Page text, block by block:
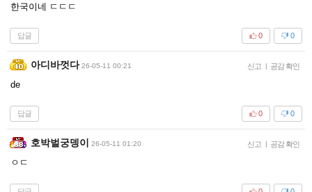
한국이네 ㄷㄷㄷ
답글 0
0
아디바껏다 26-05-11 00:21 신고 | 공감 확인
de
답글 0
0
호박벌궁뎅이 26-05-11 01:20 신고 | 공감 확인
ㅇㄷ